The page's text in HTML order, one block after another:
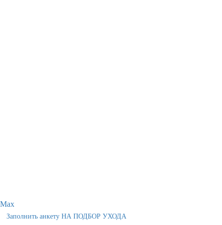
Max
Заполнить анкету НА ПОДБОР УХОДА